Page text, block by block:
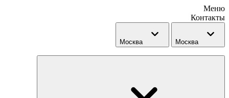
Меню
Контакты
Москва Москва